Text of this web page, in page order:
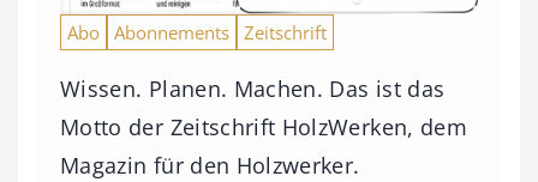
Abo Abonnements Zeitschrift
Wissen. Planen. Machen. Das ist das
Motto der Zeitschrift HolzWerken, dem
Magazin für den Holzwerker.